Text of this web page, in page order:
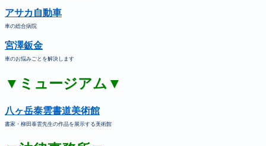
アサカ自動車
車の総合病院
宮澤鈑金
車のお悩みごとを解決します
▼ミュージアム▼
八ヶ岳泰雲書道美術館
書家・柳田泰雲先生の作品を展示する美術館